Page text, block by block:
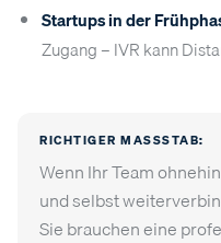
Startups in der
Zugang – IVR kann
RICHTIGER MASSSTAB:
Wenn Ihr Team
und selbst
Sie brauchen eine